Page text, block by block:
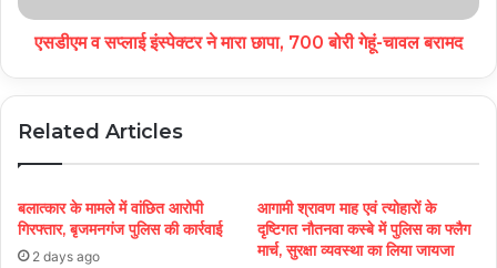
एसडीएम व सप्लाई इंस्पेक्टर ने मारा छापा, 700 बोरी गेहूं-चावल बरामद
Related Articles
बलात्कार के मामले में वांछित आरोपी
गिरफ्तार, बृजमनगंज पुलिस की कार्रवाई
2 days ago
आगामी श्रावण माह एवं त्योहारों के
दृष्टिगत नौतनवा कस्बे में पुलिस का फ्लैग
मार्च, सुरक्षा व्यवस्था का लिया जायजा